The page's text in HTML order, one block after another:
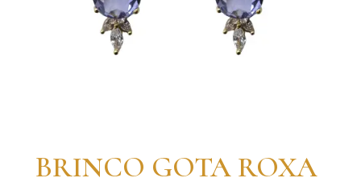
BRINCO GOTA ROXA